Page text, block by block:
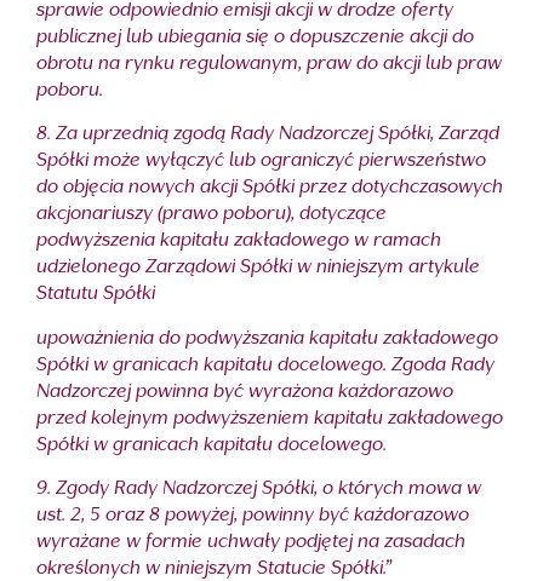
sprawie odpowiednio emisji akcji w drodze oferty
publicznej lub ubiegania się o dopuszczenie akcji do
obrotu na rynku regulowanym, praw do akcji lub praw
poboru.
8. Za uprzednią zgodą Rady Nadzorczej Spółki, Zarząd
Spółki może wyłączyć lub ograniczyć pierwszeństwo
do objęcia nowych akcji Spółki przez dotychczasowych
akcjonariuszy (prawo poboru), dotyczące
podwyższenia kapitału zakładowego w ramach
udzielonego Zarządowi Spółki w niniejszym artykule
Statutu Spółki
upoważnienia do podwyższania kapitału zakładowego
Spółki w granicach kapitału docelowego. Zgoda Rady
Nadzorczej powinna być wyrażona każdorazowo
przed kolejnym podwyższeniem kapitału zakładowego
Spółki w granicach kapitału docelowego.
9. Zgody Rady Nadzorczej Spółki, o których mowa w
ust. 2, 5 oraz 8 powyżej, powinny być każdorazowo
wyrażane w formie uchwały podjętej na zasadach
określonych w niniejszym Statucie Spółki.”